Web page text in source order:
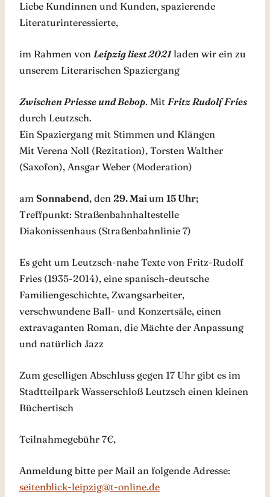
Liebe Kundinnen und Kunden, spazierende
Literaturinteressierte,
im Rahmen von Leipzig liest 2021 laden wir ein zu
unserem Literarischen Spaziergang
Zwischen Priesse und Bebop. Mit Fritz Rudolf Fries
durch Leutzsch.
Ein Spaziergang mit Stimmen und Klängen
Mit Verena Noll (Rezitation), Torsten Walther
(Saxofon), Ansgar Weber (Moderation)
am Sonnabend, den 29. Mai um 15 Uhr;
Treffpunkt: Straßenbahnhaltestelle
Diakonissenhaus (Straßenbahnlinie 7)
Es geht um Leutzsch-nahe Texte von Fritz-Rudolf
Fries (1935-2014), eine spanisch-deutsche
Familiengeschichte, Zwangsarbeiter,
verschwundene Ball- und Konzertsäle, einen
extravaganten Roman, die Mächte der Anpassung
und natürlich Jazz
Zum geselligen Abschluss gegen 17 Uhr gibt es im
Stadtteilpark Wasserschloß Leutzsch einen kleinen
Büchertisch
Teilnahmegebühr 7€,
Anmeldung bitte per Mail an folgende Adresse:
seitenblick-leipzig@t-online.de